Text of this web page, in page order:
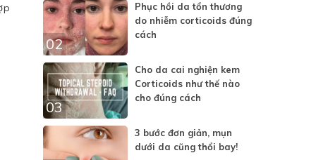
02
Phục hồi da tổn thương
do nhiễm corticoids đúng
cách
03
Cho da cai nghiện kem
Corticoids như thế nào
cho đúng cách
3 bước đơn giản, mụn
dưới da cũng thổi bay!